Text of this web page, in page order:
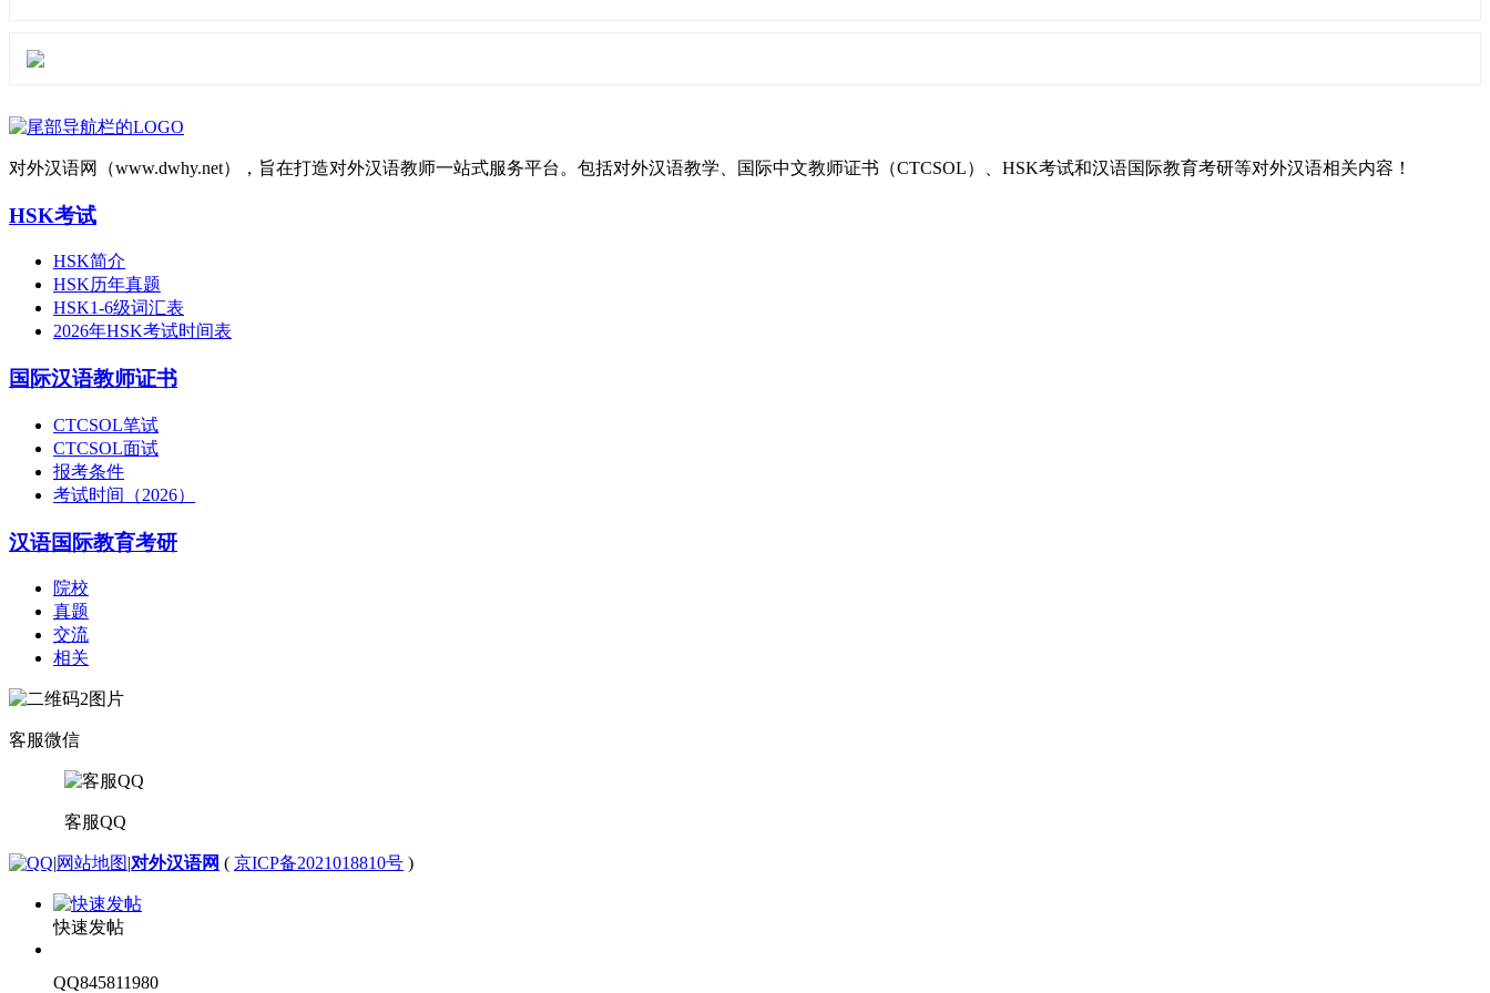
对外汉语网（www.dwhy.net），旨在打造对外汉语教师一站式服务平台。包括对外汉语教学、国际中文教师证书（CTCSOL）、HSK考试和汉语国际教育考研等对外汉语相关内容！
HSK考试
HSK简介
HSK历年真题
HSK1-6级词汇表
2026年HSK考试时间表
国际汉语教师证书
CTCSOL笔试
CTCSOL面试
报考条件
考试时间（2026）
汉语国际教育考研
院校
真题
交流
相关
客服微信
客服QQ
|网站地图|对外汉语网 ( 京ICP备2021018810号 )
快速发帖
QQ845811980